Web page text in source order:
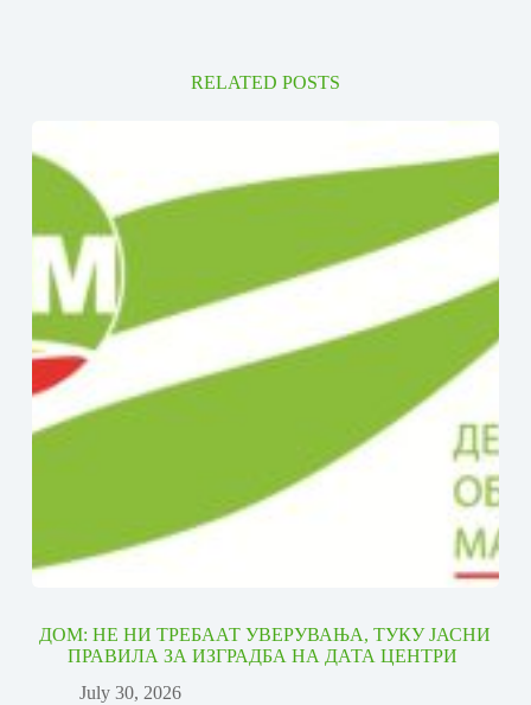
RELATED POSTS
ДОМ: НЕ НИ ТРЕБААТ УВЕРУВАЊА, ТУКУ ЈАСНИ
ПРАВИЛА ЗА ИЗГРАДБА НА ДАТА ЦЕНТРИ
July 30, 2026